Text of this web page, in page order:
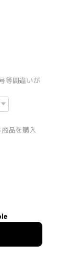
等間違いが
品を購入